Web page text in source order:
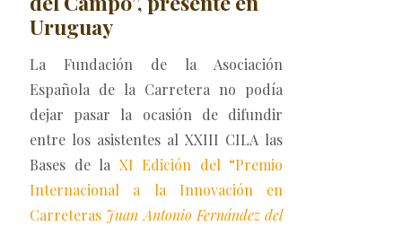
Uruguay
La Fundación de la Asociación
Española de la Carretera no podía
dejar pasar la ocasión de difundir
entre los asistentes al XXIII CILA las
Bases de la XI Edición del “Premio
Internacional a la Innovación en
Carreteras Juan Antonio Fernández del